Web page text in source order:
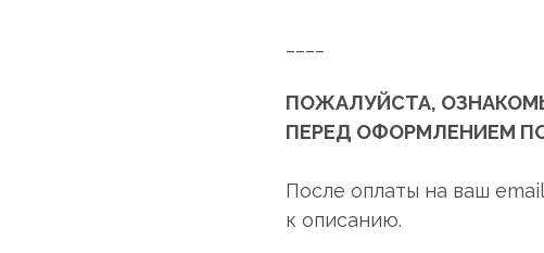
ПОЖАЛУЙСТА,
ПЕРЕД ОФОРМЛЕНИЕМ
После оплаты на ваш
к описанию.